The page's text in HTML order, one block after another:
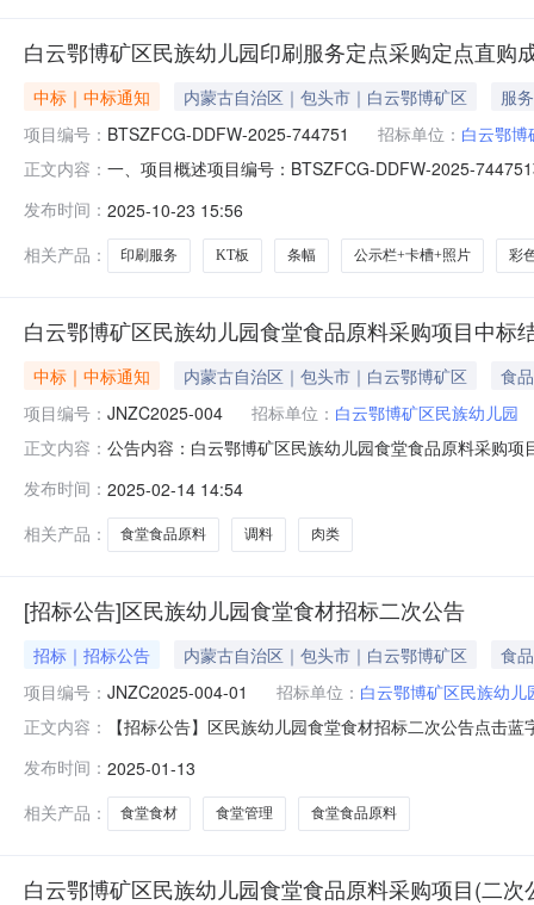
白云鄂博矿区民族幼儿园印刷服务定点采购定点直购
中标｜中标通知 内蒙古自治区｜包头市｜白云鄂博矿区
服
项目编号： BTSZFCG-DDFW-2025-744751 招标单位： 白云鄂
正文内容： 一、项目概述项目编号：BTSZFCG-DDFW-2025-
务）二、需求明细编号项目需求数量计量单位1因庆活动
发布时间： 2025-10-23 15:56
相关产品：
印刷服务 KT板 条幅 公示栏+卡槽+照片 彩
白云鄂博矿区民族幼儿园食堂食品原料采购项目中标
中标｜中标通知 内蒙古自治区｜包头市｜白云鄂博矿区
食
项目编号： JNZC2025-004 招标单位： 白云鄂博矿区民族幼儿园
正文内容： 公告内容：白云鄂博矿区民族幼儿园食堂食品原料采购
鄂博矿区民族幼儿园肉类采购（招标编号：JNZC2025-
发布时间： 2025-02-14 14:54
相关产品：
食堂食品原料 调料 肉类
[招标公告]区民族幼儿园食堂食材招标二次公告
招标｜招标公告 内蒙古自治区｜包头市｜白云鄂博矿区
食
项目编号： JNZC2025-004-01 招标单位： 白云鄂博矿区民族幼儿
正文内容：
【招标公告】区民族幼儿园食堂食材招标二次公告点击
参加，具体要求如下：项目名称白云鄂博矿区民族幼儿
云鄂博矿区民族幼儿园调料、奶类、
发布时间： 2025-01-13
相关产品：
食堂食材 食堂管理 食堂食品原料
白云鄂博矿区民族幼儿园食堂食品原料采购项目(二次